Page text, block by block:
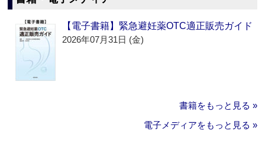
【電子書籍】緊急避妊薬OTC適正販売ガイド
2026年07月31日 (金)
書籍をもっと見る »
電子メディアをもっと見る »